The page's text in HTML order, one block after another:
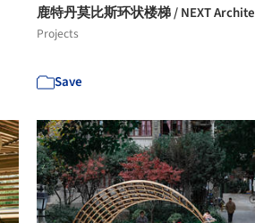
鹿特丹莫比斯环状楼梯 / NEXT
Projects
Save